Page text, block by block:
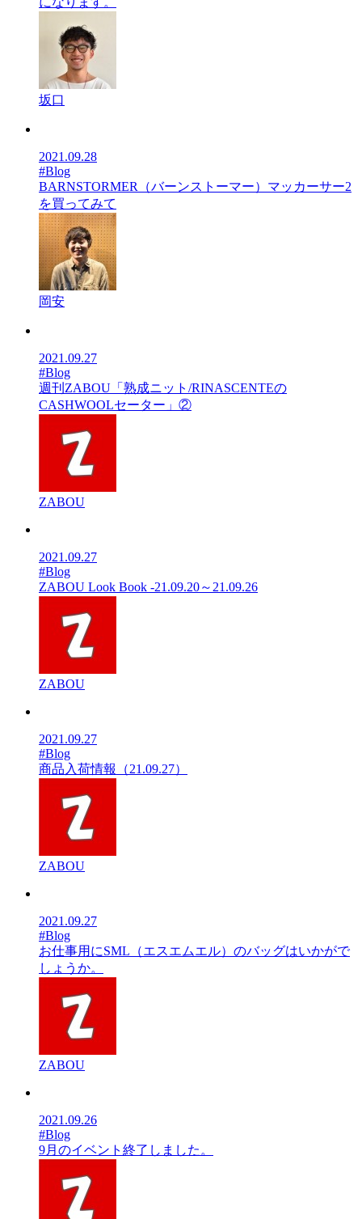
坂口
2021.09.28
#Blog
BARNSTORMER（バーンストーマー）マッカーサー2
を買ってみて
岡安
2021.09.27
#Blog
週刊ZABOU「熟成ニット/RINASCENTEの
CASHWOOLセーター」②
ZABOU
2021.09.27
#Blog
ZABOU Look Book -21.09.20～21.09.26
ZABOU
2021.09.27
#Blog
商品入荷情報（21.09.27）
ZABOU
2021.09.27
#Blog
お仕事用にSML（エスエムエル）のバッグはいかがで
しょうか。
ZABOU
2021.09.26
#Blog
9月のイベント終了しました。